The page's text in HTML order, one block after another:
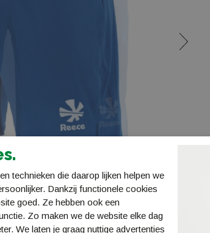
technieken die daarop lijken helpen we
Dankzij functionele cookies
goed. Ze hebben ook een
Zo maken we de website elke dag
We laten je graag nuttige advertenties